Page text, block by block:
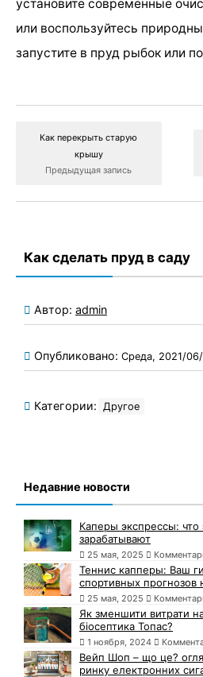
установите современные
или воспользуйтесь
запустите в пруд рыбок или
Как перекрыть старую
крышу
Предыдущая запись
Как сделать пруд в саду
Автор: admin
Опубликовано: Среда, 2021/
Категории: Другое
Недавние новости
Каперы экспрессы: что
зарабатывают
25 мая, 2025
Теннис капперы: Ваш
спортивных прогнозов
25 мая, 2025
Як зменшити витрати
біосептика Топас?
1 ноября, 2024
Вейп Шоп – що це?
ринку електронних